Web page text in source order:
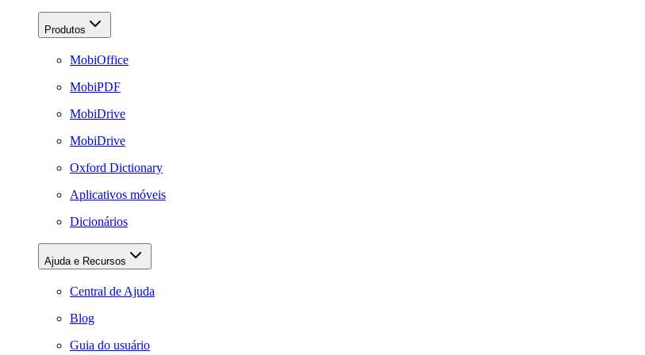
Produtos
MobiOffice
MobiPDF
MobiDrive
MobiDrive
Oxford Dictionary
Aplicativos móveis
Dicionários
Ajuda e Recursos
Central de Ajuda
Blog
Guia do usuário